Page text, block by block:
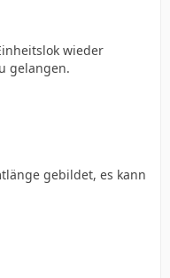
wieder
gelangen.
gebildet, es kann